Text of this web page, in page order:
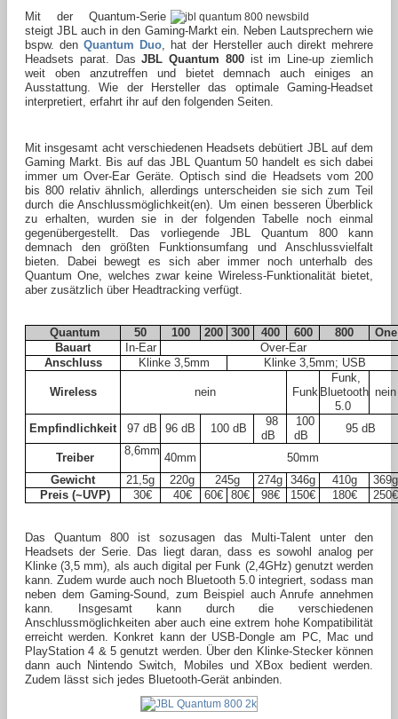
Mit der Quantum-Serie
steigt JBL auch in den Gaming-Markt ein. Neben Lautsprechern wie
bspw. den Quantum Duo , hat der Hersteller auch direkt mehrere
Headsets parat. DasJBL Quantum 800ist im Line-up ziemlich
weit oben anzutreffen und bietet demnach auch einiges an
Ausstattung. Wie der Hersteller das optimale Gaming-Headset
interpretiert, erfahrt ihr auf den folgenden Seiten.
Mit insgesamt acht verschiedenen Headsets debütiert JBL auf dem
Gaming Markt. Bis auf das JBL Quantum 50 handelt es sich dabei
immer um Over-Ear Geräte. Optisch sind die Headsets vom 200
bis 800 relativ ähnlich, allerdings unterscheiden sie sich zum Teil
durch die Anschlussmöglichkeit(en). Um einen besseren Überblick
zu erhalten, wurden sie in der folgenden Tabelle noch einmal
gegenübergestellt. Das vorliegende JBL Quantum 800 kann
demnach den größten Funktionsumfang und Anschlussvielfalt
bieten. Dabei bewegt es sich aber immer noch unterhalb des
Quantum One, welches zwar keine Wireless-Funktionalität bietet,
aber zusätzlich über Headtracking verfügt.
Quantum 50 100 200 300 400 600 800
Bauart
In-Ear
Over-Ear
Anschluss
Klinke 3,5mm Klinke 3,5mm; USB
Wireless nein Funk
Funk,
Bluetooth
5.0
Empfindlichkeit 97 dB 96 dB 100 dB
98
dB
100
dB
95 dB
Treiber
8,6mm
40mm
50mm
Gewicht
21,5g 220g 245g 274g 346g 410g
Preis (~UVP)
30€ 40€ 60€ 80€ 98€ 150€ 180€
Das Quantum 800 ist sozusagen das Multi-Talent unter den
Headsets der Serie. Das liegt daran, dass es sowohl analog per
Klinke (3,5 mm), als auch digital per Funk (2,4GHz) genutzt werden
kann. Zudem wurde auch noch Bluetooth 5.0 integriert, sodass man
neben dem Gaming-Sound, zum Beispiel auch Anrufe annehmen
kann. Insgesamt kann durch die verschiedenen
Anschlussmöglichkeiten aber auch eine extrem hohe Kompatibilität
erreicht werden. Konkret kann der USB-Dongle am PC, Mac und
PlayStation 4 & 5 genutzt werden. Über den Klinke-Stecker können
dann auch Nintendo Switch, Mobiles und XBox bedient werden.
Zudem lässt sich jedes Bluetooth-Gerät anbinden.